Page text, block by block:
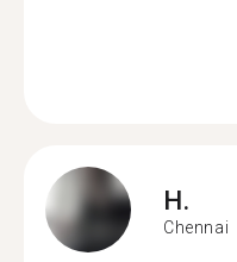
H.
Chennai